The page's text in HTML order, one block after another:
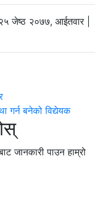
जेष्ठ २०७७, आईतवार
गर्न बनेको विद्येयक
जानकारी पाउन हाम्रो